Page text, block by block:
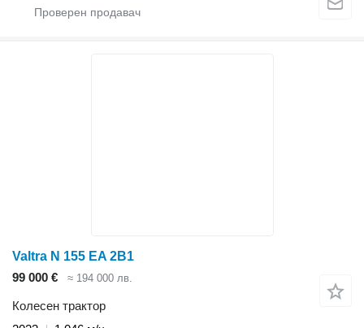
Valtra N 155 EA 2B1
99 000 €
≈ 194 000 лв.
Колесен трактор